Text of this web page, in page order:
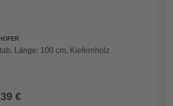
Länge: 100 cm, Kiefernholz
€